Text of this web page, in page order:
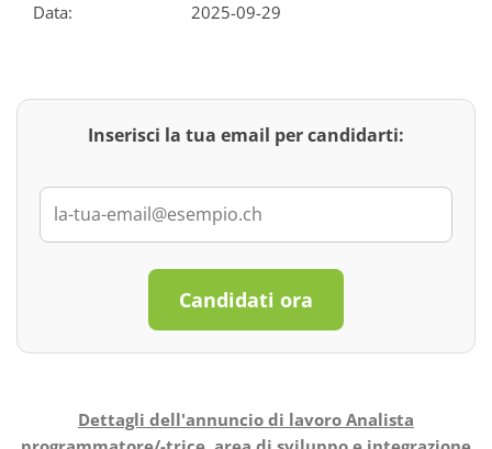
Data:
2025-09-29
Inserisci la tua email per candidarti:
Candidati ora
Dettagli dell'annuncio di lavoro Analista